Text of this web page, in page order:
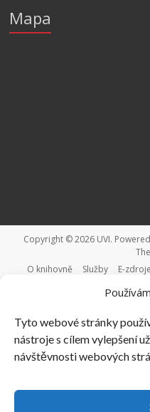
Tyto webové stránky
nástroje s cílem vylepšení
návštěvnosti webových
Mapa
Copyright © 2026 UVI.
O knihovně
Služby E-zdroje